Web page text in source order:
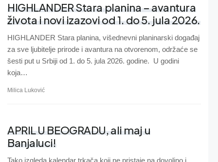
HIGHLANDER Stara planina – avantura
života i novi izazovi od 1. do 5. jula 2026.
HIGHLANDER Stara planina, višednevni planinarski događaj
za sve ljubitelje prirode i avantura na otvorenom, održaće se
šesti put u Srbiji od 1. do 5. jula 2026. godine. U godini
koja…
Milica Luković
APRIL U BEOGRADU, ali maj u
Banjaluci!